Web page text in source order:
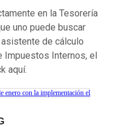
en la Tesorería
uno puede buscar
de cálculo
Impuestos Internos, el
aquí.
enero con la implementación el